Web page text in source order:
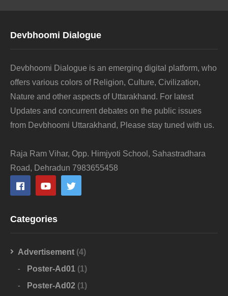
Devbhoomi Dialogue
Devbhoomi Dialogue is an emerging digital platform, who
offers various colors of Religion, Culture, Civilization,
Nature and other aspects of Uttarakhand. For latest
Updates and concurrent debates on the public issues
from Devbhoomi Uttarakhand, Please stay tuned with us.
Raja Ram Vihar, Opp. Himjyoti School, Sahastradhara
Road, Dehradun 7983655458
Categories
Advertisement (4)
Poster-Ad01 (1)
Poster-Ad02 (1)